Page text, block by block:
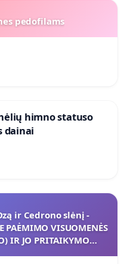
pedofilams
himno statuso
dainai
ir Cedrono slėnį -
PAĖMIMO VISUOMENĖS
IR JO PRITAIKYMO